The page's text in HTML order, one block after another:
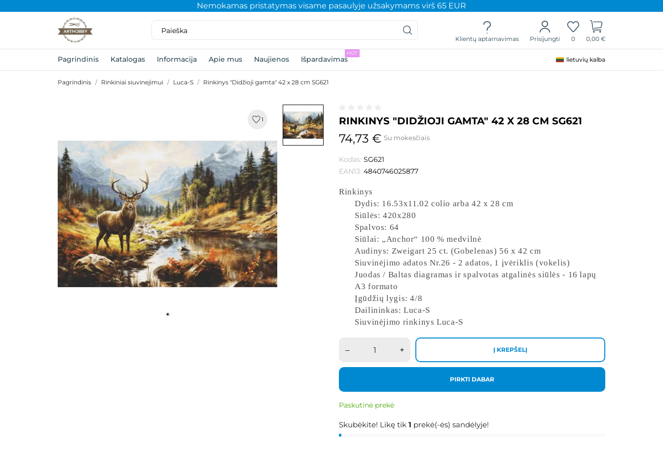
Nemokamas pristatymas visame pasaulyje užsakymams virš 65 EUR
Klientų aptarnavimas Prisijungti 0 0,00 €
Pagrindinis Katalogas Informacija Apie mus Naujienos Išpardavimas
HOT
lietuvių kalba
Pagrindinis Rinkiniai siuvinejimui Luca-S Rinkinys "Didžioji gamta" 42 x 28 cm SG621
1 RINKINYS "DIDŽIOJI GAMTA" 42 X 28 CM SG621
74,73 € Su mokesčiais
Kodas: SG621
EAN13: 4840746025877
Rinkinys
Dydis: 16.53x11.02 colio arba 42 x 28 cm
Siūlės: 420x280
Spalvos: 64
Siūlai: „Anchor“ 100 % medvilnė
Audinys: Zweigart 25 ct. (Gobelenas) 56 x 42 cm
Siuvinėjimo adatos Nr.26 - 2 adatos, 1 įvėriklis (vokelis)
Juodas / Baltas diagramas ir spalvotas atgalinės siūlės - 16 lapų
A3 formato
Įgūdžių lygis: 4/8
Dailininkas: Luca-S
Siuvinėjimo rinkinys Luca-S
– + Į KREPŠELĮ
PIRKTI DABAR
Paskutinė prekė
Skubėkite! Likę tik 1 prekė(-ės) sandėlyje!